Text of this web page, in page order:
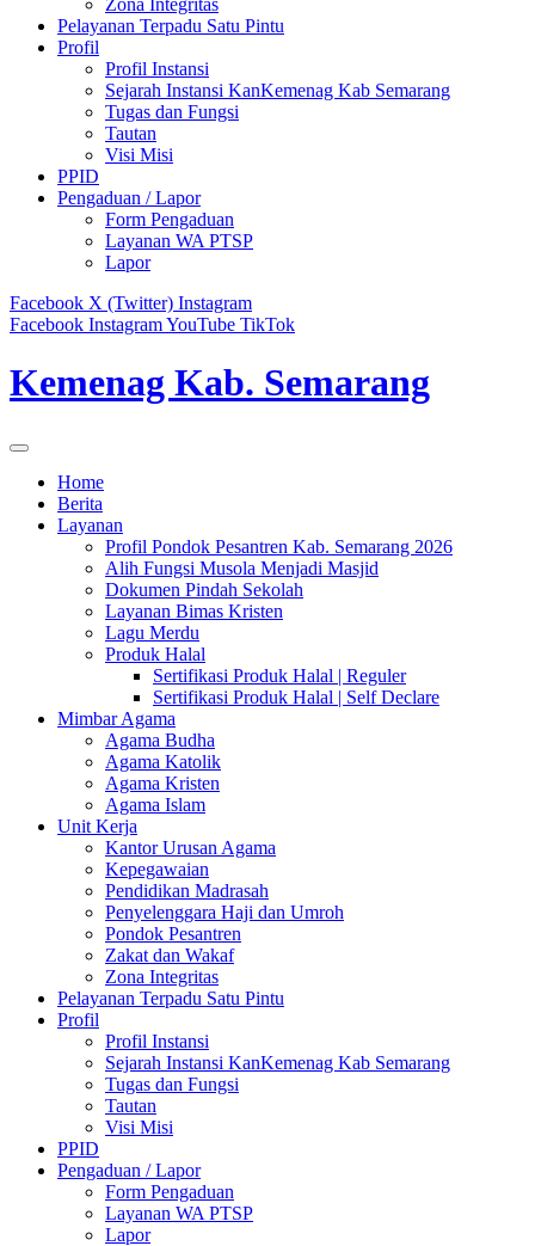
Zona Integritas
Pelayanan Terpadu Satu Pintu
Profil
Profil Instansi
Sejarah Instansi KanKemenag Kab Semarang
Tugas dan Fungsi
Tautan
Visi Misi
PPID
Pengaduan / Lapor
Form Pengaduan
Layanan WA PTSP
Lapor
Facebook X (Twitter) Instagram
Facebook InstagramYouTube TikTok
Kemenag Kab. Semarang
Home
Berita
Layanan
Profil Pondok Pesantren Kab. Semarang 2026
Alih Fungsi Musola Menjadi Masjid
Dokumen Pindah Sekolah
Layanan Bimas Kristen
Lagu Merdu
Produk Halal
Sertifikasi Produk Halal | Reguler
Sertifikasi Produk Halal | Self Declare
Mimbar Agama
Agama Budha
Agama Katolik
Agama Kristen
Agama Islam
Unit Kerja
Kantor Urusan Agama
Kepegawaian
Pendidikan Madrasah
Penyelenggara Haji dan Umroh
Pondok Pesantren
Zakat dan Wakaf
Zona Integritas
Pelayanan Terpadu Satu Pintu
Profil
Profil Instansi
Sejarah Instansi KanKemenag Kab Semarang
Tugas dan Fungsi
Tautan
Visi Misi
PPID
Pengaduan / Lapor
Form Pengaduan
Layanan WA PTSP
Lapor